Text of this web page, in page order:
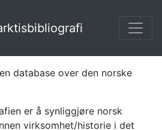
database over den norske
er å synliggjøre norsk
virksomhet/historie i det